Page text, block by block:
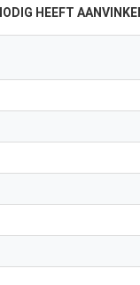
HEEFT